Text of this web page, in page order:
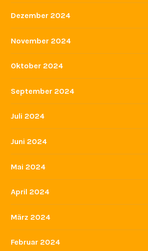
Dezember 2024
November 2024
Oktober 2024
September 2024
Juli 2024
Juni 2024
Mai 2024
April 2024
März 2024
Februar 2024